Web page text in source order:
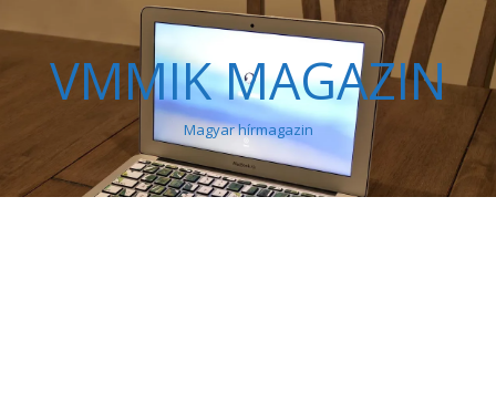
VMMIK MAGAZIN
Magyar hírmagazin